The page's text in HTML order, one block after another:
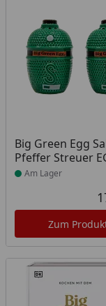
Big Green Egg
Pfeffer Streuer
Produkt am
Am Lager
Zum